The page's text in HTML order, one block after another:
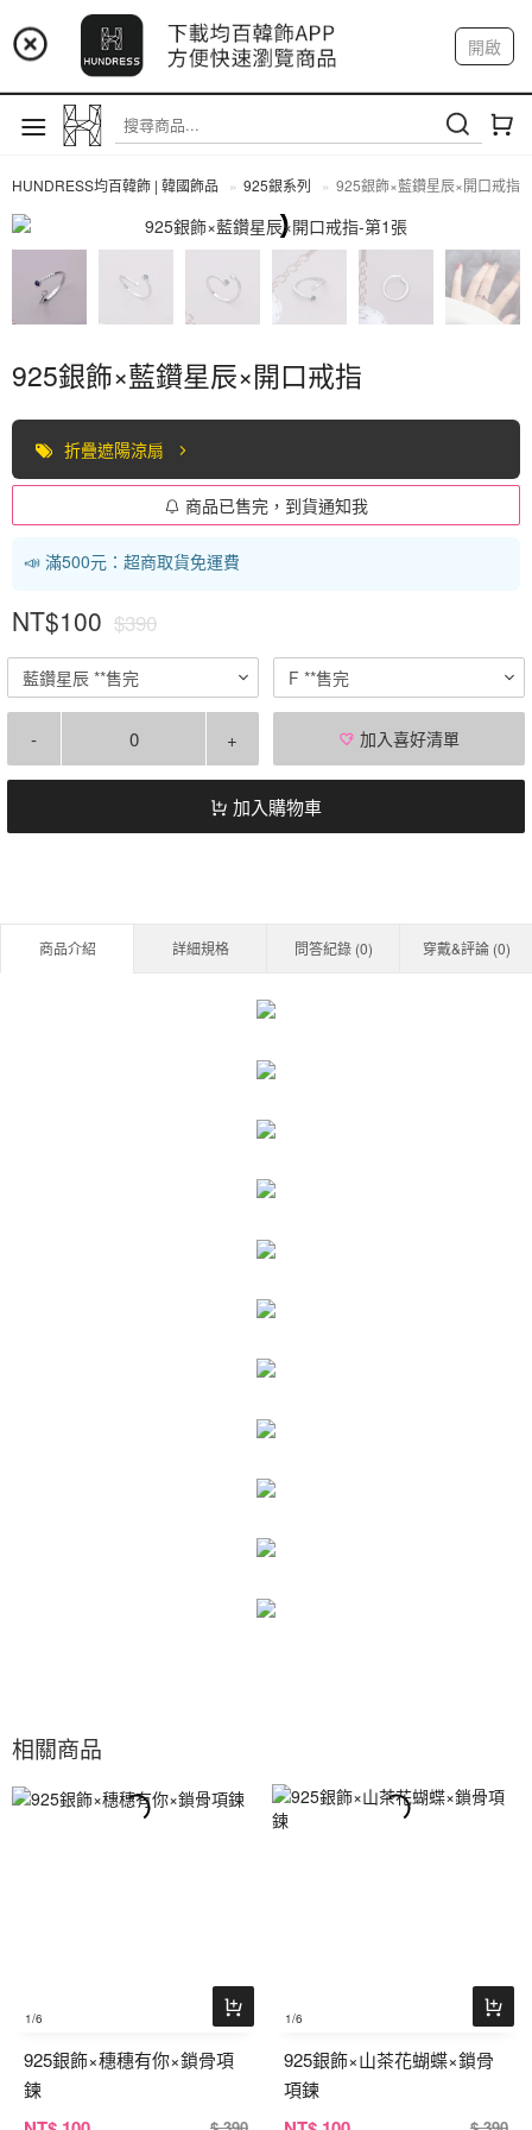
📢 市集預告：9/4-9/6 淡水捷運站
📢 市集預告：9/12-9/13 八里海巡基地
📢 市集預告：8/22-8/23 桃園青埔置地廣場
開啟
註冊 我的帳戶
HUNDRESS均百韓飾 | 韓國飾品 925銀系列 925銀飾×藍鑽星辰×開口戒指
925銀飾×藍鑽星辰×開口戒指
折疊遮陽涼扇
商品已售完，到貨通知我
📣 滿500元：超商取貨免運費
NT$100 $390
藍鑽星辰 **售完 F **售完
- + 加入喜好清單
加入購物車
商品介紹 詳細規格 問答紀錄 (0) 穿戴&評論 (0)
相關商品
1/6
925銀飾×穗穗有你×鎖骨項
鍊
1/6
925銀飾×山茶花蝴蝶×鎖骨
項鍊